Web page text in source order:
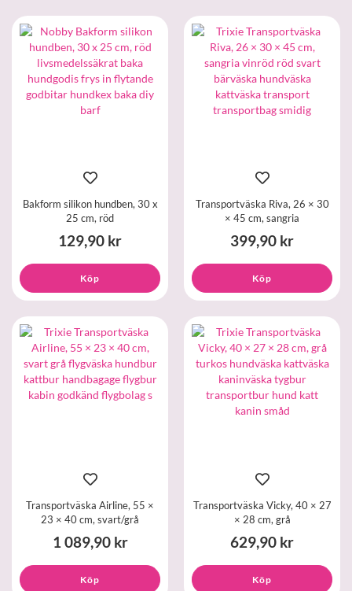
Bakform silikon hundben, 30 x
25 cm, röd
129,90 kr
Köp
Transportväska Riva, 26 × 30
× 45 cm, sangria
399,90 kr
Köp
Transportväska Airline, 55 ×
23 × 40 cm, svart/grå
1 089,90 kr
Köp
Transportväska Vicky, 40 × 27
× 28 cm, grå
629,90 kr
Köp